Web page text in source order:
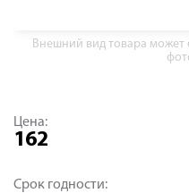
Внешний вид товара может
Цена:
162
Срок годности: